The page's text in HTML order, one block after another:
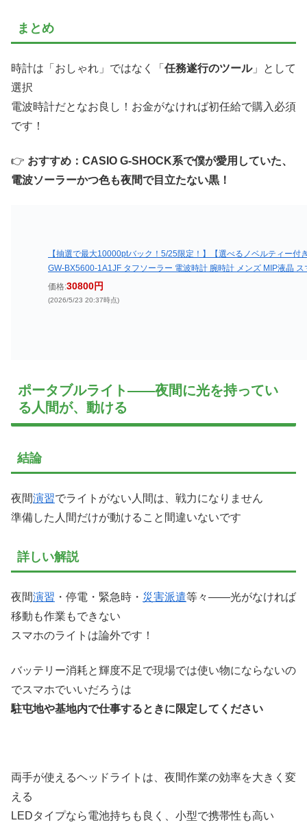
まとめ
時計は「おしゃれ」ではなく「 任務遂行のツール」として
選択
電波時計だとなお良し！お金がなければ初任給で購入必須
です！
👉 おすすめ：CASIO G-SHOCK系で僕が愛用していた、
電波ソーラーかつ色も夜間で目立たない黒！
【抽選で最大10000ptバック！5/25限定！】【選べるノベルティー付
GW-BX5600-1A1JF タフソーラー 電波時計 腕時計 メンズ MIP液晶
価格:30800円
(2026/5/23 20:37時点)
ポータブルライト——夜間に光を持ってい
る人間が、動ける
結論
夜間演習でライトがない人間は、戦力になりません
準備した人間だけが動けること間違いないです
詳しい解説
夜間演習 ・停電・緊急時・ 災害派遣等々——光がなければ
移動も作業もできない
スマホのライトは論外です！
バッテリー消耗と輝度不足で現場では使い物にならないの
でスマホでいいだろうは
駐屯地や基地内で仕事するときに限定してください
両手が使えるヘッドライトは、夜間作業の効率を大きく変
える
LEDタイプなら電池持ちも良く、小型で携帯性も高い